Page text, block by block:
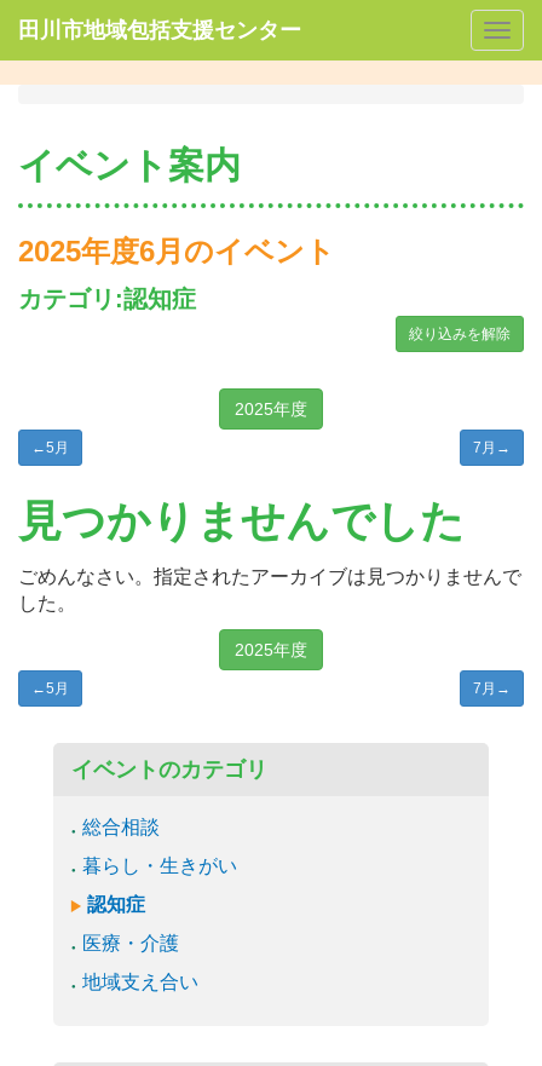
田川市地域包括支援センター
イベント案内
2025年度6月のイベント
カテゴリ:認知症
絞り込みを解除
2025年度
←5月 7月 →
見つかりませんでした
ごめんなさい。指定されたアーカイブは見つかりませんで
した。
2025年度
←5月 7月 →
イベントのカテゴリ
総合相談
暮らし・生きがい
認知症
医療・介護
地域支え合い